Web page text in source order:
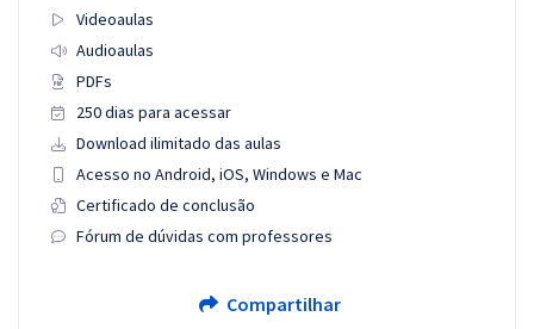
Videoaulas
Audioaulas
PDFs
250 dias para acessar
Download ilimitado das aulas
Acesso no Android, iOS, Windows e Mac
Certificado de conclusão
Fórum de dúvidas com professores
Compartilhar